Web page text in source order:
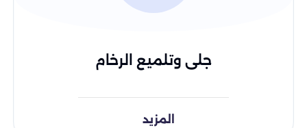
جلى وتلميع الرخام
المزيد